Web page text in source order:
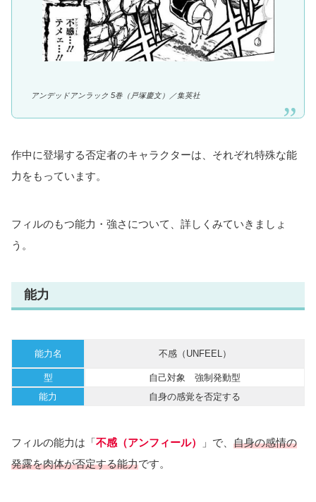
アンデッドアンラック 5巻（戸塚慶文）／集英社
作中に登場する否定者のキャラクターは、それぞれ特殊な能
力をもっています。
フィルのもつ能力・強さについて、詳しくみていきましょ
う。
能力
能力名 不感（UNFEEL）
型
自己対象 強制発動型
能力
自身の感覚を否定する
フィルの能力は「不感（アンフィール） 」で、 自身の感情の
発露を肉体が否定する能力です。